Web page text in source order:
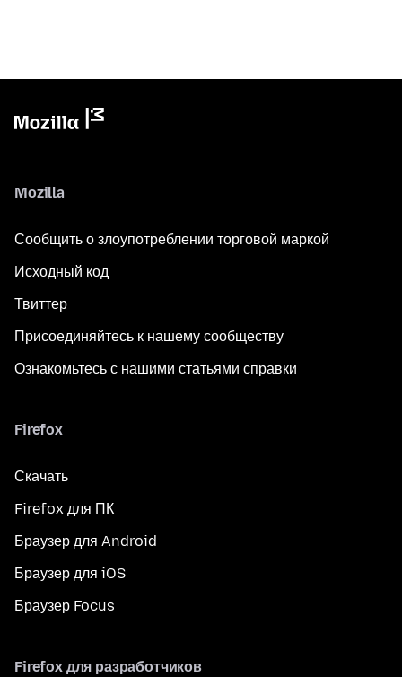
Mozilla
Сообщить о злоупотреблении торговой маркой
Исходный код
Твиттер
Присоединяйтесь к нашему сообществу
Ознакомьтесь с нашими статьями справки
Firefox
Скачать
Firefox для ПК
Браузер для Android
Браузер для iOS
Браузер Focus
Firefox для разработчиков